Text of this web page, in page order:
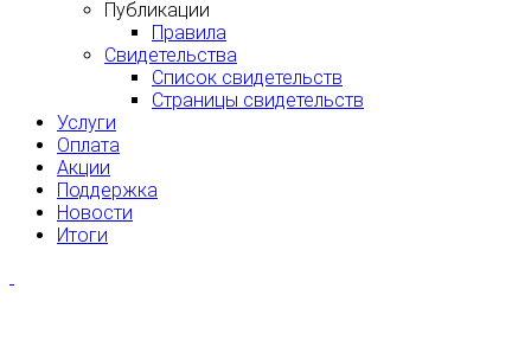
Публикации
Правила
Свидетельства
Список свидетельств
Страницы свидетельств
Услуги
Оплата
Акции
Поддержка
Новости
Итоги